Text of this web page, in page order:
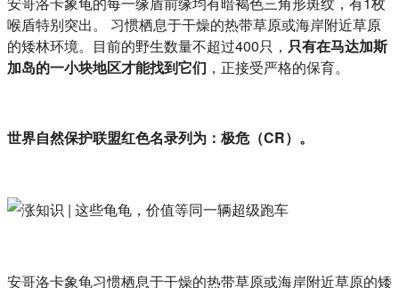
喉盾特别突出。 习惯栖息于干燥的热带草原或海岸附近草原
的矮林环境。目前的野生数量不超过400只， 只有在马达加斯
加岛的一小块地区才能找到它们 ，正接受严格的保育。
世界自然保护联盟红色名录列为：极危（CR）。
安哥洛卡象龟习惯栖息于干燥的热带草原或海岸附近草原的矮